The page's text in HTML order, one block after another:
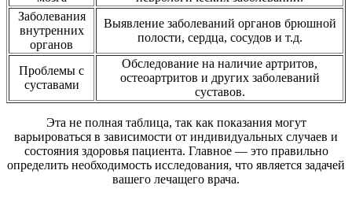
Заболевания
внутренних
органов
Выявление заболеваний органов брюшной
полости, сердца, сосудов и т.д.
Проблемы с
суставами
Обследование на наличие артритов,
остеоартритов и других заболеваний
суставов.
Эта не полная таблица, так как показания могут
варьироваться в зависимости от индивидуальных случаев и
состояния здоровья пациента. Главное — это правильно
определить необходимость исследования, что является задачей
вашего лечащего врача.